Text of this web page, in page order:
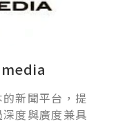
新聞平台，提
度與廣度兼具